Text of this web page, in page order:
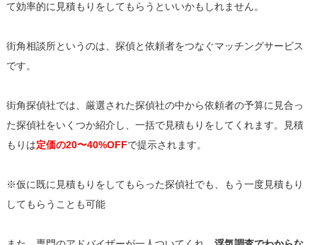
て効率的に見積もりをしてもらうといいかもしれません。
街角相談所というのは、探偵と依頼者をつなぐマッチングサービス
です。
街角探偵社では、厳選された探偵社の中から依頼者の予算に見合っ
た探偵社をいくつか紹介し、一括で見積もりをしてくれます。見積
もりは定価の20〜40%OFFで提示されます。
※仮に既に見積もりをしてもらった探偵社でも、もう一度見積もり
してもらうことも可能